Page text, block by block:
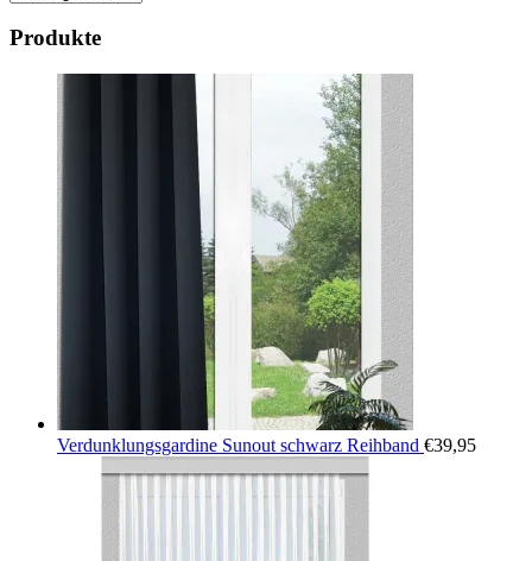
Produkte
Verdunklungsgardine Sunout schwarz Reihband €39,95